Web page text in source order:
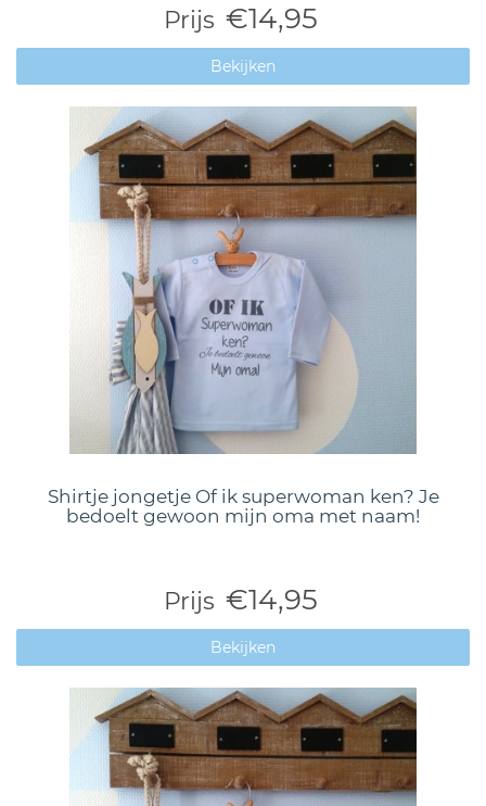
Prijs €14,95
Bekijken
Shirtje jongetje Of ik superwoman ken? Je
bedoelt gewoon mijn oma met naam!
Prijs €14,95
Bekijken